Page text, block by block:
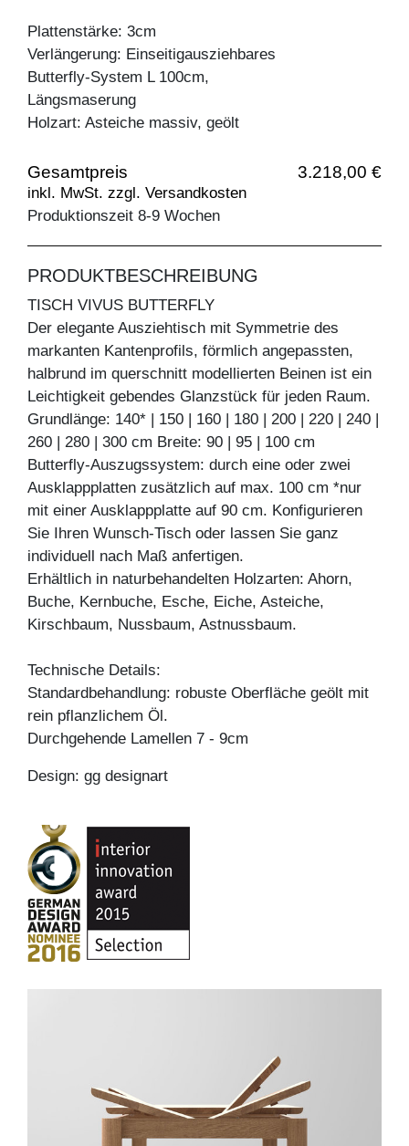
Plattenstärke: 3cm
Verlängerung: Einseitigausziehbares
Butterfly-System L 100cm,
Längsmaserung
Holzart: Asteiche massiv, geölt
Gesamtpreis 3.218,00 €
inkl. MwSt. zzgl. Versandkosten
Produktionszeit 8-9 Wochen
PRODUKTBESCHREIBUNG
TISCH VIVUS BUTTERFLY
Der elegante Ausziehtisch mit Symmetrie des
markanten Kantenprofils, förmlich angepassten,
halbrund im querschnitt modellierten Beinen ist ein
Leichtigkeit gebendes Glanzstück für jeden Raum.
Grundlänge: 140* | 150 | 160 | 180 | 200 | 220 | 240 |
260 | 280 | 300 cm Breite: 90 | 95 | 100 cm
Butterfly-Auszugssystem: durch eine oder zwei
Ausklappplatten zusätzlich auf max. 100 cm *nur
mit einer Ausklappplatte auf 90 cm. Konfigurieren
Sie Ihren Wunsch-Tisch oder lassen Sie ganz
individuell nach Maß anfertigen.
Erhältlich in naturbehandelten Holzarten: Ahorn,
Buche, Kernbuche, Esche, Eiche, Asteiche,
Kirschbaum, Nussbaum, Astnussbaum.
Technische Details:
Standardbehandlung: robuste Oberfläche geölt mit
rein pflanzlichem Öl.
Durchgehende Lamellen 7 - 9cm
Design: gg designart